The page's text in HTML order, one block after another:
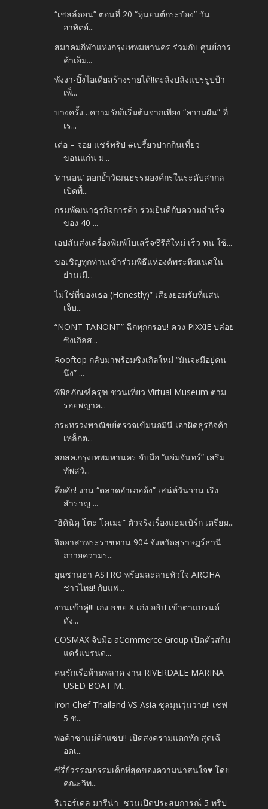
“เชลล์ดอน” ตอนที่ 20 “หุ่นยนต์กระป๋อง” วัน
อาทิตย์...
สมาคมกีฬาแห่งกรุงเทพมหานคร ร่วมกับ ศูนย์การ
ค้าเอ็ม...
พังงา-ปิ๊งไอเดียสร้างรายได้!!ตะลิงปลิงแปรรูปป้า
เพ็...
บางครั้ง…ความรักก็เริ่มต้นจากเพียง “ความฝัน” ที่
เร...
เต๋อ – จอย แชร์ทริป #เปรี้ยวปากกินเที่ยว
ขอนแก่น ม...
‘ดานอน’ ตอกย้ำวัฒนธรรมองค์กรในระดับสากล
เปิดพื้...
กรมพัฒนาธุรกิจการค้า ร่วมยินดีกับความสำเร็จ
ของ 40 ...
เอปสันส่งเครื่องพิมพ์ใบเสร็จซีรีส์ใหม่ เร็ว ทน ใช้...
ขอเชิญทุกท่านเข้าร่วมพิธีแห่องค์พระพิฆเนศใน
ย่านเมื...
ไม่ใช่ที่ของเธอ (Honestly)” เสียงยอมรับที่แสน
เจ็บ...
“NONT TANONT” ฉีกทุกกรอบ! ควง PiXXiE ปล่อย
ซิงเกิลส...
Rooftop กลับมาพร้อมซิงเกิลใหม่ “มันจะมีอยู่คน
นึง” ...
พิพิธภัณฑ์ครุฑ ชวนเที่ยว Virtual Museum ตาม
รอยพญาค...
กระทรวงพาณิชย์ตรวจเข้มนอมินี เอาผิดธุรกิจค้า
เหล็กต...
สกสค.กรุงเทพมหานคร จับมือ “แจ่มจันทร์” เสริม
ทัพสวั...
คึกคัก! งาน “ตลาดอำเภอด้ง” เสน่ห์วันวาน เริง
สำราญ ...
“ฮิคินิคุ โตะ โคเมะ” ตัวจริงเรื่องแฮมเบิร์ก เตรียม...
จิตอาสาพระราชทาน 904 จังหวัดสุราษฎร์ธานี
ถวายความร...
ยุนซานฮา ASTRO พร้อมละลายหัวใจ AROHA
ชาวไทย! กับแฟ...
งานเข้าคู่!!! เก่ง ธชย X เก่ง อธิป เข้าตาแบรนด์
ดัง...
COSMAX จับมือ aCommerce Group เปิดตัวสกิน
แคร์แบรนด...
คนรักเรือห้ามพลาด งาน RIVERDALE MARINA
USED BOAT M...
Iron Chef Thailand VS Asia ชุลมุนวุ่นวาย!! เชฟ
5 ช...
พ่อค้าซ่าแม่ค้าแซ่บ!! เปิดสงครามแตกหัก สุดเฉื
อดเ...
ซีรี่ย์วรรณกรรมเด็กที่สุดของความน่าสนใจ♥ โดย
คณะวิท...
ริเวอร์เดล มารีน่า ชวนเปิดประสบการณ์ 5 ทริป